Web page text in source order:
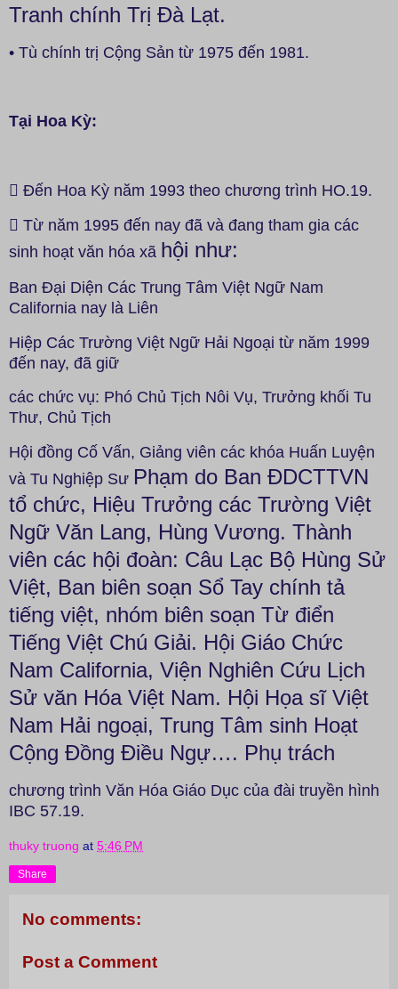
Tranh chính Trị Đà Lạt.
• Tù chính trị Cộng Sản từ 1975 đến 1981.
Tại Hoa Kỳ:
 Đến Hoa Kỳ năm 1993 theo chương trình HO.19.
 Từ năm 1995 đến nay đã và đang tham gia các
sinh hoạt văn hóa xã hội như:
Ban Đại Diện Các Trung Tâm Việt Ngữ Nam
California nay là Liên
Hiệp Các Trường Việt Ngữ Hải Ngoại từ năm 1999
đến nay, đã giữ
các chức vụ: Phó Chủ Tịch Nôi Vụ, Trưởng khối Tu
Thư, Chủ Tịch
Hội đồng Cố Vấn, Giảng viên các khóa Huấn Luyện
và Tu Nghiệp Sư Phạm do Ban ĐDCTTVN
tổ chức, Hiệu Trưởng các Trường Việt
Ngữ Văn Lang, Hùng Vương. Thành
viên các hội đoàn: Câu Lạc Bộ Hùng Sử
Việt, Ban biên soạn Sổ Tay chính tả
tiếng việt, nhóm biên soạn Từ điển
Tiếng Việt Chú Giải. Hội Giáo Chức
Nam California, Viện Nghiên Cứu Lịch
Sử văn Hóa Việt Nam. Hội Họa sĩ Việt
Nam Hải ngoại, Trung Tâm sinh Hoạt
Cộng Đồng Điều Ngự…. Phụ trách
chương trình Văn Hóa Giáo Dục của đài truyền hình
IBC 57.19.
thuky truong at 5:46 PM
Share
No comments:
Post a Comment